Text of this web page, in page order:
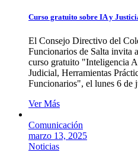
Curso gratuito sobre IA y
El Consejo Directivo del
Funcionarios de Salta invita
curso gratuito "Inteligencia
Judicial, Herramientas
Funcionarios", el lunes 6 de
Ver Más
Comunicación
marzo 13, 2025
Noticias